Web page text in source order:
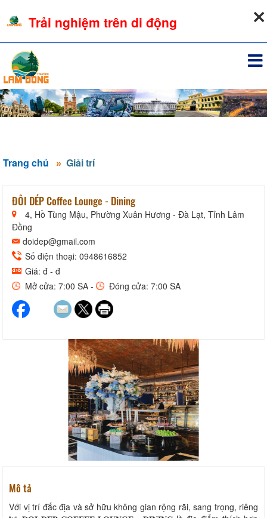
Trang chủ Giải trí
ĐÔI DÉP Coffee Lounge - Dining
4, Hồ Tùng Mậu, Phường Xuân Hương - Đà Lạt, Tỉnh Lâm
Đồng
doidep@gmail.com
Số điện thoại: 0948616852
Giá: đ - đ
Mở cửa: 7:00 SA -
Đóng cửa: 7:00 SA
Mô tả
Với vị trí đắc địa và sở hữu không gian rộng rãi, sang trọng, riêng
Trải nghiệm trên di động